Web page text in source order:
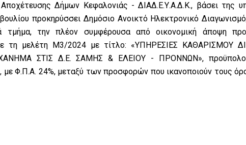
Δήμων Κεφαλονιάς - ΔΙΑΔ.Ε.Υ.Α.Δ.Κ., βάσει της
προκηρύσσει Δημόσιο Ανοικτό Ηλεκτρονικό
τμήμα, την πλέον συμφέρουσα από οικονομική άποψη
τη μελέτη Μ3/2024 με τίτλο: «ΥΠΗΡΕΣΙΕΣ ΚΑΘΑΡΙΣΜΟΥ
ΣΤΙΣ Δ.Ε. ΣΑΜΗΣ & ΕΛΕΙΟΥ - ΠΡΟΝΝΩΝ»,
Φ.Π.Α. 24%, μεταξύ των προσφορών που ικανοποιούν τους